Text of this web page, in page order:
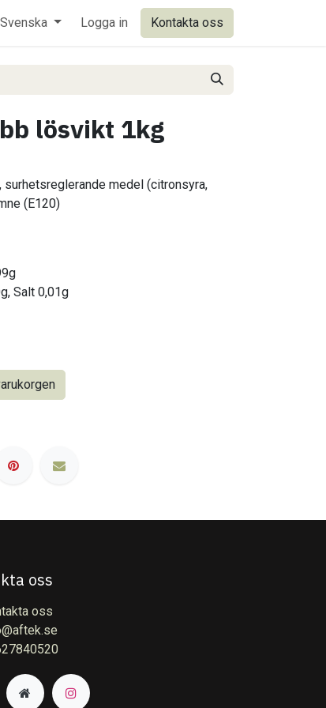
Svenska Logga in Kontakta oss
lösvikt 1kg
surhetsreglerande medel (citronsyra,
(E120)
Salt 0,01g
oss
oss